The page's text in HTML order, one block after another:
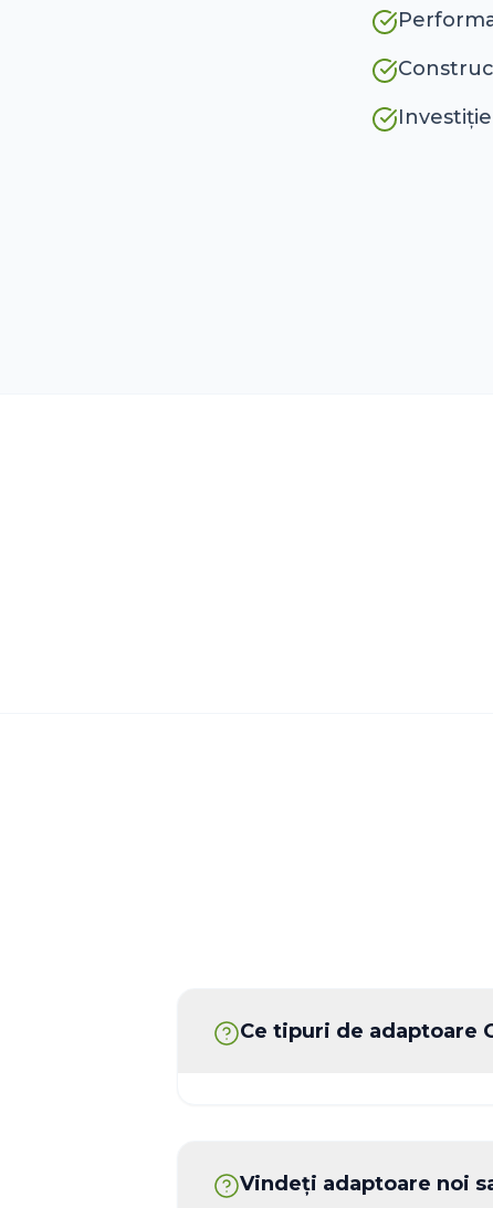
Ce tipuri de adaptoare
lățimi de lucru și distanțe între
Vindeți adaptoare noi